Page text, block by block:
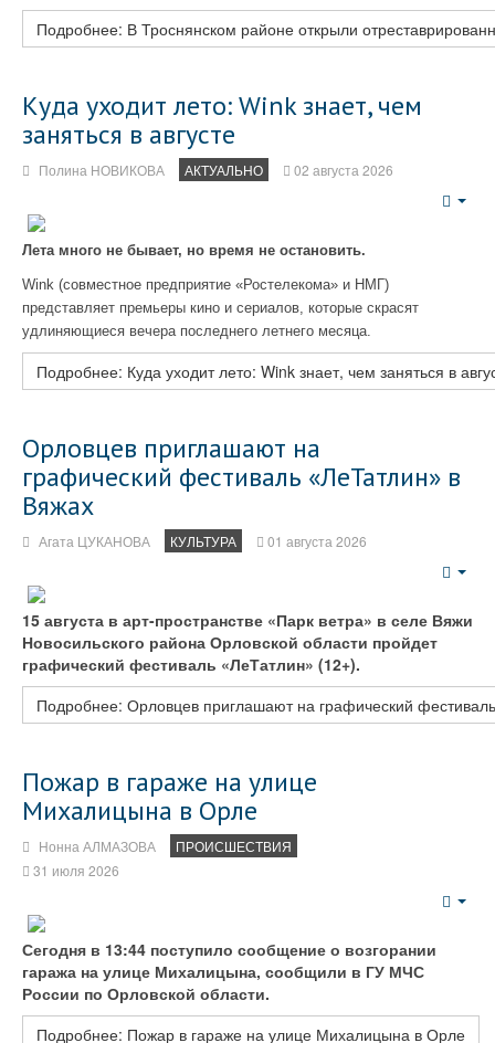
Подробнее: В Троснянском районе открыли
Куда уходит лето: Wink знает, чем
заняться в августе
Полина НОВИКОВА АКТУАЛЬНО 02 августа 2026
Лета много не бывает, но время не остановить.
Wink (совместное предприятие «Ростелекома» и НМГ)
представляет премьеры кино и сериалов, которые скрасят
удлиняющиеся вечера последнего летнего месяца.
Подробнее: Куда уходит лето: Wink знает, чем заняться в
Орловцев приглашают на
графический фестиваль «ЛеТатлин» в
Вяжах
Агата ЦУКАНОВА КУЛЬТУРА 01 августа 2026
15 августа в арт-пространстве «Парк ветра» в селе Вяжи
Новосильского района Орловской области пройдет
графический фестиваль «ЛеТатлин» (12+).
Подробнее: Орловцев приглашают на графический
Пожар в гараже на улице
Михалицына в Орле
Нонна АЛМАЗОВА
ПРОИСШЕСТВИЯ
31 июля 2026
Сегодня в 13:44 поступило сообщение о возгорании
гаража на улице Михалицына, сообщили в ГУ МЧС
России по Орловской области.
Подробнее: Пожар в гараже на улице Михалицына в Орле